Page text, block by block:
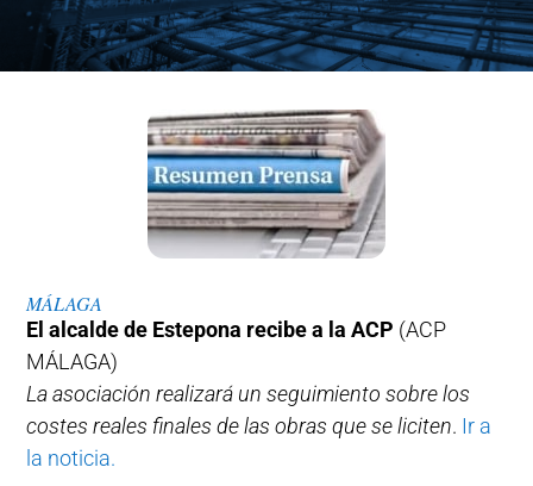
MÁLAGA
El alcalde de Estepona recibe a la ACP (ACP
MÁLAGA)
La asociación realizará un seguimiento sobre los
costes reales finales de las obras que se liciten. Ir a
la noticia.